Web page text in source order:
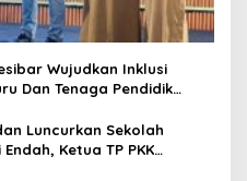
Wujudkan Inklusi
Dan Tenaga Pendidik
Luncurkan Sekolah
Ketua TP PKK